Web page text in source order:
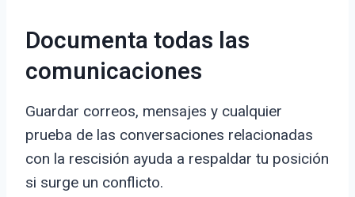
Documenta todas las
comunicaciones
Guardar correos, mensajes y cualquier
prueba de las conversaciones relacionadas
con la rescisión ayuda a respaldar tu posición
si surge un conflicto.